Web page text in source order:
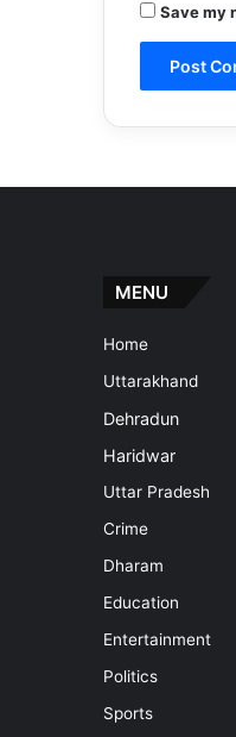
Save my
MENU
Home
Uttarakhand
Dehradun
Haridwar
Uttar Pradesh
Crime
Dharam
Education
Entertainment
Politics
Sports